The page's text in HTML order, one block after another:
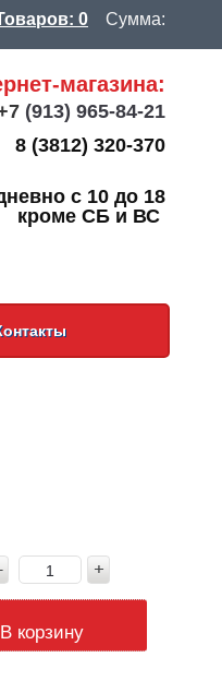
0 Сумма:
магазина:
(913) 965-84-21
8 (3812) 320-370
с 10 до 18
кроме СБ и ВС
В корзину